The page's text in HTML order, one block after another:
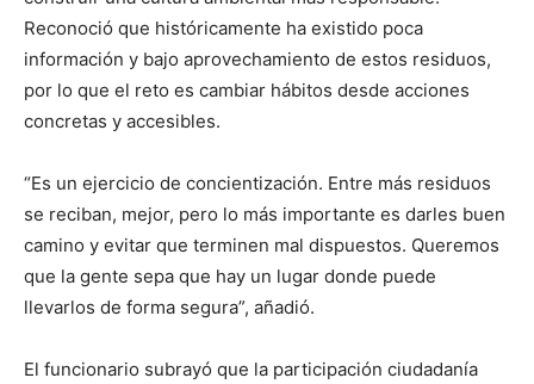
Reconoció que históricamente ha existido poca
información y bajo aprovechamiento de estos residuos,
por lo que el reto es cambiar hábitos desde acciones
concretas y accesibles.
“Es un ejercicio de concientización. Entre más residuos
se reciban, mejor, pero lo más importante es darles buen
camino y evitar que terminen mal dispuestos. Queremos
que la gente sepa que hay un lugar donde puede
llevarlos de forma segura”, añadió.
El funcionario subrayó que la participación ciudadanía